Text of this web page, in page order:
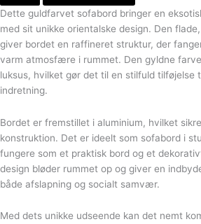
Dette guldfarvet sofabord bringer en
med sit unikke orientalske design. Den
giver bordet en raffineret struktur, der
varm atmosfære i rummet. Den gyldne
luksus, hvilket gør det til en stilfuld tilføjelse
indretning.
Bordet er fremstillet i aluminium, hvilket
konstruktion. Det er ideelt som sofabord i
fungere som et praktisk bord og et
design bløder rummet op og giver en
både afslapning og socialt samvær.
Med dets unikke udseende kan det nemt